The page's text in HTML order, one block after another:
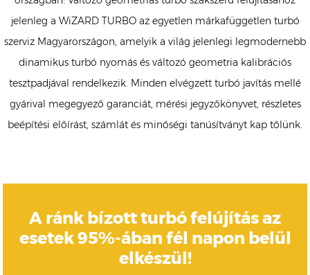
jelenleg a WiZARD TURBO az egyetlen márkafüggetlen turbó
szerviz Magyarországon, amelyik a világ jelenlegi legmodernebb
dinamikus turbó nyomás és változó geometria kalibrációs
tesztpadjával rendelkezik. Minden elvégzett turbó javítás mellé
gyárival megegyező garanciát, mérési jegyzőkönyvet, részletes
beépítési előírást, számlát és minőségi tanúsítványt kap tőlünk.
A ránk bízott turbó felújítás az
esetek 95%-ában fél napon belül
elkészül!